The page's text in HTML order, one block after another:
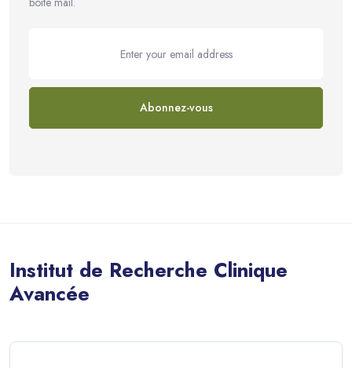
Abonnez-vous
Institut de Recherche Clinique
Avancée
Blocs